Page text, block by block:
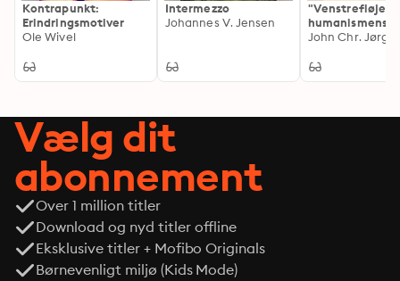
Kontrapunkt:
Erindringsmotiver
Ole Wivel
Intermezzo
Johannes V. Jensen
"Venstrefløjen
humanismens
arvtager"
John Chr.
Vælg dit
abonnement
Over 1 million titler
Download og nyd titler offline
Eksklusive titler + Mofibo Originals
Børnevenligt miljø (Kids Mode)